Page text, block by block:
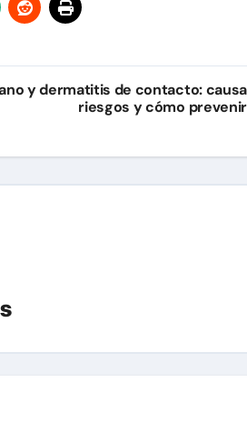
y dermatitis de contacto:
riesgos y cómo